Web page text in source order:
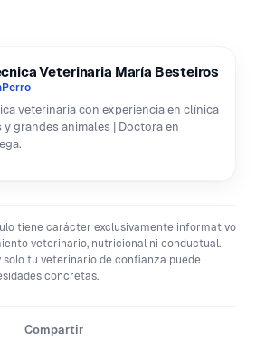
Veterinaria María Besteiros
veterinaria con experiencia en clínica
y grandes animales | Doctora en
tiene carácter exclusivamente informativo
veterinario, nutricional ni conductual.
tu veterinario de confianza puede
concretas.
Compartir